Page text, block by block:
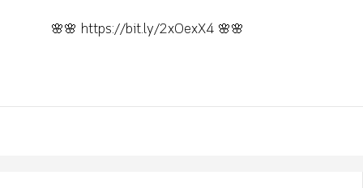
🌸🌸 https://bit.ly/2xOexX4🌸🌸